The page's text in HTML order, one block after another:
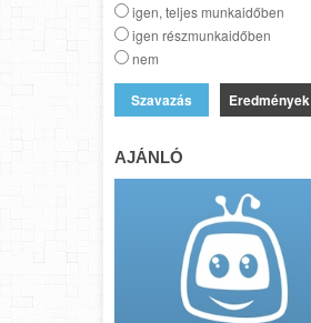
igen, teljes munkaidőben
igen részmunkaidőben
nem
Eredmények
AJÁNLÓ